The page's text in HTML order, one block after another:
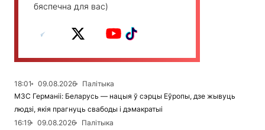
бяспечна для вас)
18:01 09.08.2026
Палітыка
МЗС Германіі: Беларусь — нацыя ў сэрцы Еўропы, дзе жывуць
людзі, якія прагнуць свабоды і дэмакратыі
16:19
09.08.2026
Палітыка